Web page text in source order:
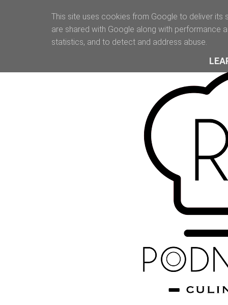
This site uses cookies from Google to deliver its
are shared with Google along with performance
statistics, and to detect and address abuse.